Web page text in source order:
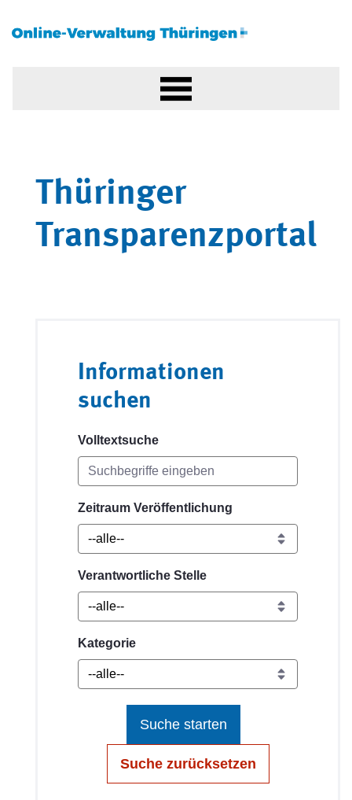
Thüringer
Transparenzportal
Informationen
suchen
Volltextsuche
Zeitraum Veröffentlichung
Verantwortliche Stelle
Kategorie
Suche starten
Suche zurücksetzen